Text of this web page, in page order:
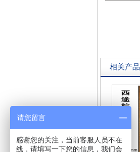
相关产品
请您留言
感谢您的关注，当前客服人员不在
线，请填写一下您的信息，我们会